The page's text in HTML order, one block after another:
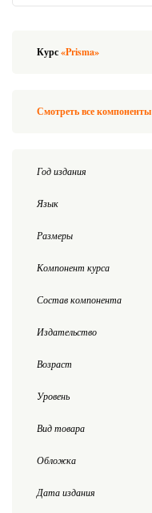
Курс«Prisma»
Смотреть все
Год издания
Язык
Размеры
Компонент курса
Состав компонента
Издательство
Возраст
Уровень
Вид товара
Обложка
Дата издания